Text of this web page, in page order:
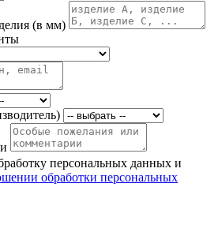
(в мм)
персональных данных и
обработки персональных